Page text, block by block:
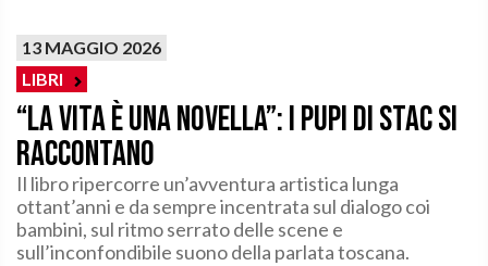
13 MAGGIO 2026
LIBRI
“La vita è una novella”: I pupi di Stac si
raccontano
Il libro ripercorre un’avventura artistica lunga
ottant’anni e da sempre incentrata sul dialogo coi
bambini, sul ritmo serrato delle scene e
sull’inconfondibile suono della parlata toscana.